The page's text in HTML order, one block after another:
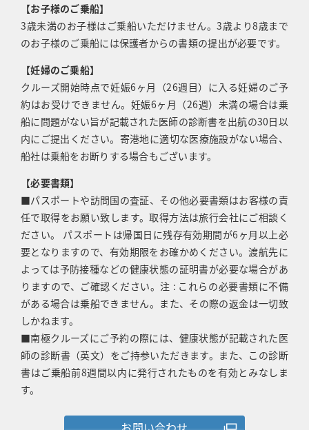
【お子様のご乗船】
3歳未満のお子様はご乗船いただけません。3歳より8歳まで
のお子様のご乗船には保護者からの書類の提出が必要です。
【妊婦のご乗船】
クルーズ開始時点で妊娠6ヶ月（26週目）に入る妊婦のご予
約はお受けできません。妊娠6ヶ月（26週）未満の場合は乗
船に問題がない旨が記載された医師の診断書を出航の30日以
内にご提出ください。寄港地に適切な医療施設がない場合、
船社は乗船をお断りする場合もございます。
【必要書類】
■パスポートや訪問国の査証、その他必要書類はお客様の責
任で取得をお願い致します。取得方法は旅行会社にご相談く
ださい。 パスポートは帰国日に残存有効期間が6ヶ月以上必
要となりますので、有効期限をお確かめください。渡航先に
よっては予防接種などの健康状態の証明書が必要な場合があ
りますので、ご確認ください。注 : これらの必要書類に不備
がある場合は乗船できません。また、その際の返金は一切致
しかねます。
■南極クルーズにご予約の際には、健康状態が記載された医
師の診断書（英文）をご持参いただきます。また、この診断
書はご乗船前8週間以内に発行されたものを有効とみなしま
す。